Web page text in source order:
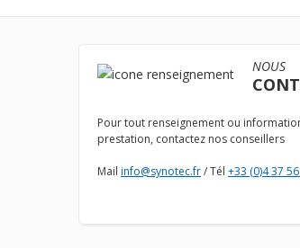
NOUS
Pour tout renseignement ou
prestation, contactez nos conseillers
Mail info@synotec.fr/ Tél +33 (0)4 37